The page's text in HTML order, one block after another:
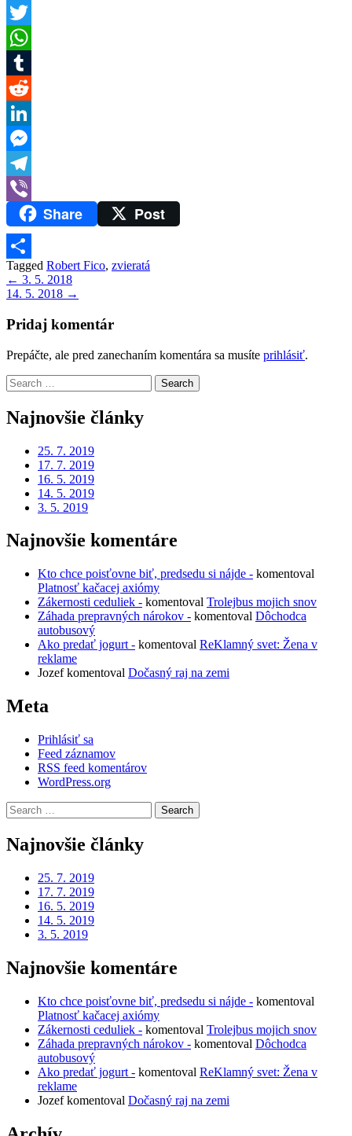
Facebook
Twitter
WhatsApp
Tumblr
Reddit
LinkedIn
Messenger
Telegram
Viber
Share Post
Share
Tagged Robert Fico, zvieratá
Navigácia
v
článku
← 3. 5. 2018
14. 5. 2018 →
Pridaj komentár
Prepáčte, ale pred zanechaním komentára sa musíte prihlásiť.
Search
for:
Najnovšie články
25. 7. 2019
17. 7. 2019
16. 5. 2019
14. 5. 2019
3. 5. 2019
Najnovšie komentáre
Kto chce poisťovne biť, predsedu si nájde - komentoval
Platnosť kačacej axiómy
Zákernosti ceduliek - komentoval Trolejbus mojich snov
Záhada prepravných nárokov - komentoval Dôchodca
autobusový
Ako predať jogurt - komentoval ReKlamný svet: Žena v
reklame
Jozefkomentoval Dočasný raj na zemi
Meta
Prihlásiť sa
Feed záznamov
RSS feed komentárov
WordPress.org
Search
for:
Najnovšie články
25. 7. 2019
17. 7. 2019
16. 5. 2019
14. 5. 2019
3. 5. 2019
Najnovšie komentáre
Kto chce poisťovne biť, predsedu si nájde - komentoval
Platnosť kačacej axiómy
Zákernosti ceduliek - komentoval Trolejbus mojich snov
Záhada prepravných nárokov - komentoval Dôchodca
autobusový
Ako predať jogurt - komentoval ReKlamný svet: Žena v
reklame
Jozefkomentoval Dočasný raj na zemi